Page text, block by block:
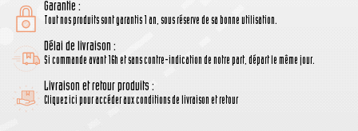
Garantie :
Tout nos produits sont garantis 1 an, sous réserve de sa bonne utilisation.
Délai de livraison :
Si commande avant 16h et sans contre-indication de notre part, départ le même jour.
Livraison et retour produits :
Cliquez ici pour accéder aux conditions de livraison et retour